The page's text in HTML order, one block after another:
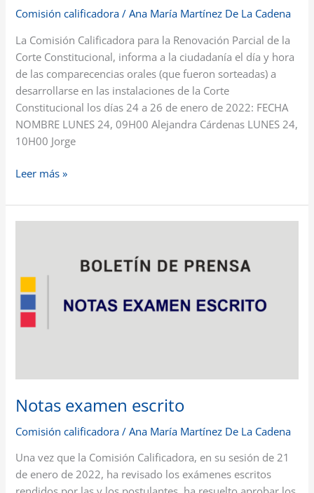
Comisión calificadora /Ana María Martínez De La Cadena
La Comisión Calificadora para la Renovación Parcial de la
Corte Constitucional, informa a la ciudadanía el día y hora
de las comparecencias orales (que fueron sorteadas) a
desarrollarse en las instalaciones de la Corte
Constitucional los días 24 a 26 de enero de 2022: FECHA
NOMBRE LUNES 24, 09H00 Alejandra Cárdenas LUNES 24,
10H00 Jorge
Leer más »
Notas examen escrito
Comisión calificadora /Ana María Martínez De La Cadena
Una vez que la Comisión Calificadora, en su sesión de 21
de enero de 2022, ha revisado los exámenes escritos